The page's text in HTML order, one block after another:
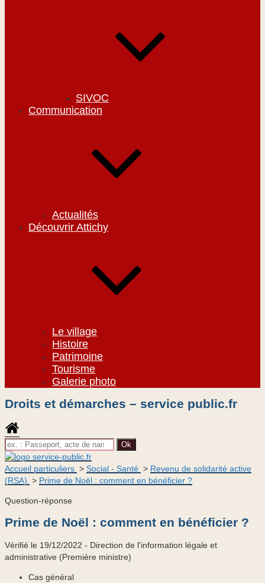
SIVOC
Communication
Actualités
Découvrir Attichy
Le village
Histoire
Patrimoine
Tourisme
Galerie photo
Droits et démarches – service public.fr
Accueil particuliers > Social - Santé > Revenu de solidarité active
(RSA) > Prime de Noël : comment en bénéficier ?
Question-réponse
Prime de Noël : comment en bénéficier ?
Vérifié le 19/12/2022 - Direction de l'information légale et
administrative (Première ministre)
Cas général